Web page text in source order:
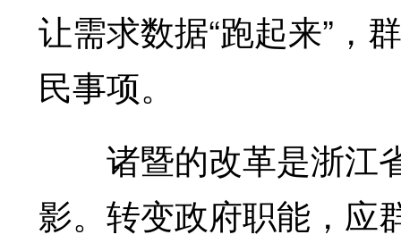
让需求数据“跑起来”，
民事项。
诸暨的改革是浙江省
影。转变政府职能，应